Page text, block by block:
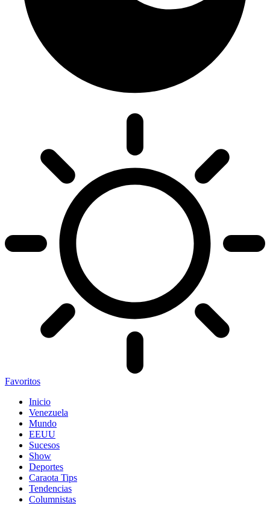
Favoritos
Inicio
Venezuela
Mundo
EEUU
Sucesos
Show
Deportes
Caraota Tips
Tendencias
Columnistas